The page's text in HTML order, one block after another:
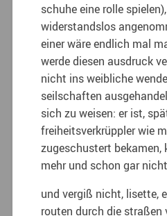
schuhe eine rolle
widerstandslos
einer wäre endlich mal
werde diesen ausdruck
nicht ins weibliche
seilschaften
sich zu weisen: er ist,
freiheitsverkrüppler wie
zugeschustert bekamen,
mehr und schon gar
und vergiß nicht, lisette,
routen durch die straßen